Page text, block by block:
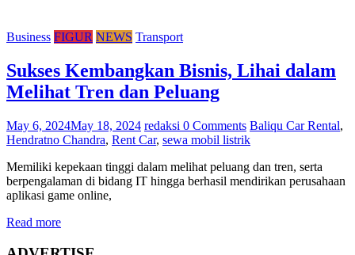
Business FIGUR NEWS Transport
Sukses Kembangkan Bisnis, Lihai dalam
Melihat Tren dan Peluang
May 6, 2024May 18, 2024 redaksi 0 Comments Baliqu Car Rental,
Hendratno Chandra, Rent Car, sewa mobil listrik
Memiliki kepekaan tinggi dalam melihat peluang dan tren, serta
berpengalaman di bidang IT hingga berhasil mendirikan perusahaan
aplikasi game online,
Read more